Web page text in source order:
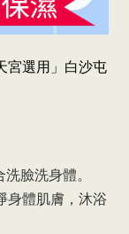
宮選用」白沙屯
臉洗身體。
身體肌膚，沐浴